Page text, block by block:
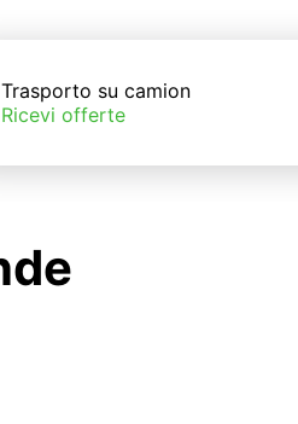
Trasporto su camion
Ricevi offerte